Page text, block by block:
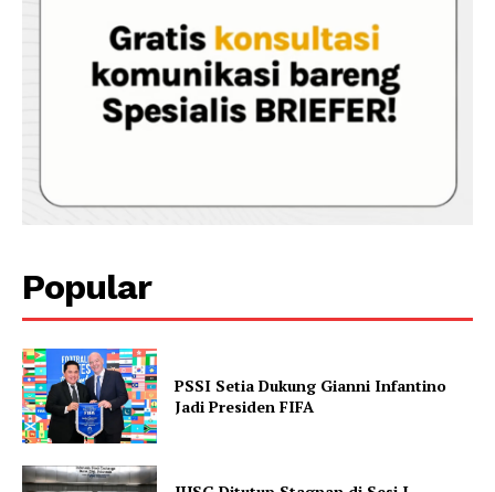
Popular
PSSI Setia Dukung Gianni Infantino
Jadi Presiden FIFA